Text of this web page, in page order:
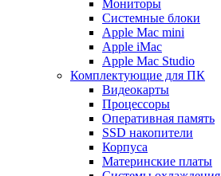
Мониторы
Системные блоки
Apple Mac mini
Apple iMac
Apple Mac Studio
Комплектующие для ПК
Видеокарты
Процессоры
Оперативная память
SSD накопители
Корпуса
Материнские платы